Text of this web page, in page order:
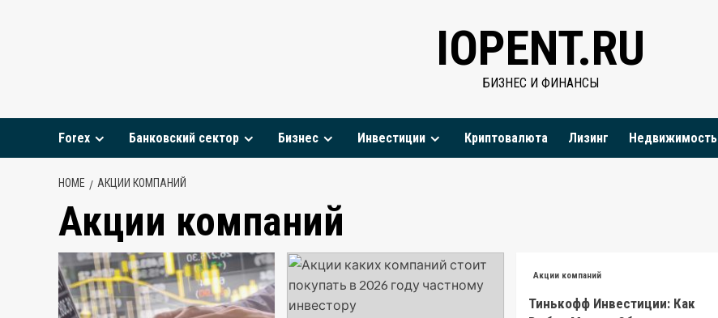
IOPENT.RU
БИЗНЕС И ФИНАНСЫ
Forex Банковский сектор Бизнес Инвестиции Криптовалюта Лизинг Недвижимость
HOME АКЦИИ КОМПАНИЙ
Акции компаний
Акции компаний
Тинькофф Инвестиции: Как